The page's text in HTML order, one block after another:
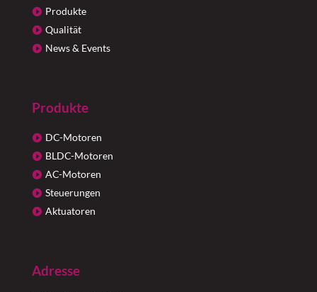
Produkte
Qualität
News & Events
Produkte
DC-Motoren
BLDC-Motoren
AC-Motoren
Steuerungen
Aktuatoren
Adresse